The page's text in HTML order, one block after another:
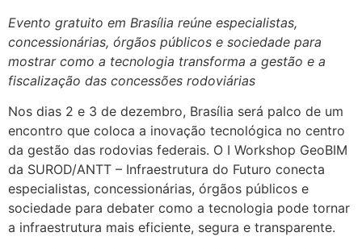
Evento gratuito em Brasília reúne especialistas,
concessionárias, órgãos públicos e sociedade para
mostrar como a tecnologia transforma a gestão e a
fiscalização das concessões rodoviárias
Nos dias 2 e 3 de dezembro, Brasília será palco de um
encontro que coloca a inovação tecnológica no centro
da gestão das rodovias federais. O I Workshop GeoBIM
da SUROD/ANTT – Infraestrutura do Futuro conecta
especialistas, concessionárias, órgãos públicos e
sociedade para debater como a tecnologia pode tornar
a infraestrutura mais eficiente, segura e transparente.